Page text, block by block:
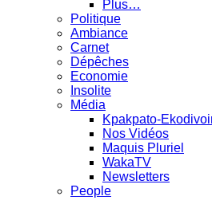
Plus…
Politique
Ambiance
Carnet
Dépêches
Economie
Insolite
Média
Kpakpato-
Nos Vidéos
Maquis Pluriel
WakaTV
Newsletters
People